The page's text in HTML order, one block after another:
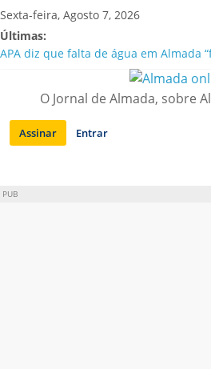
Saltar
para
conteúdo
Sexta-feira, Agosto 7, 2026
Últimas:
APA diz que falta de água em Almada
Laranjeiro | Cultura pop asiática
Ponte 25 de Abril celebra 60 anos
Lisboa e Almada
Situação de alerta em Almada
O Jornal de Almada, sobre
Assinar Entrar
PUB